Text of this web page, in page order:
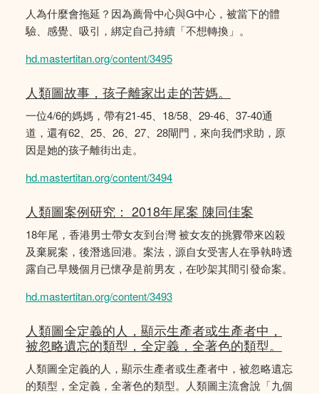
人為什麼會拖延？因為薦骨中心與G中心，被當下的體
驗、感覺、吸引，綁定自己持續「不想轉換」。
hd.mastertitan.org/content/3495
人類圖故事，孩子離家出走的苦媽。
一位4/6的媽媽，帶有21-45、18/58、29-46、37-40通
道，還有62、25、26、27、28閘門，來向我們求助，原
因是她的孩子離街出走。
hd.mastertitan.org/content/3494
人類圖案例研究： 2018年尾案 陳同佳案
18年尾，香港男士帶女友到台灣 被女友的挑釁帶來凶殺
及棄屍案，後潛逃回港。案法，源自女受害人在爭執時透
露自己早幾個月已懷孕是前男友，在吵架其間引發命案。
hd.mastertitan.org/content/3493
人類圖全定義的人，顯示生產者或生產者中，
被忽略遺忘的類型，全定義，全著色的類型。
人類圖全定義的人，顯示生產者或生產者中，被忽略遺忘
的類型，全定義，全著色的類型。人類圖主流會說「九個